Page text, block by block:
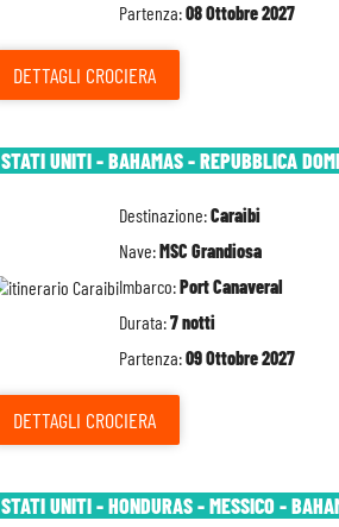
Partenza:08 Ottobre 2027
DETTAGLI CROCIERA
STATI UNITI - BAHAMAS - REPUBBLICA
Destinazione:Caraibi
Nave:MSC Grandiosa
Imbarco:Port Canaveral
Durata:7 notti
Partenza:09 Ottobre 2027
DETTAGLI CROCIERA
STATI UNITI - HONDURAS - MESSICO -